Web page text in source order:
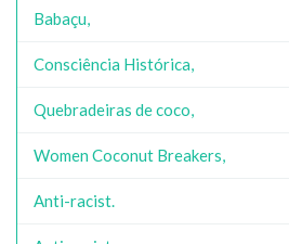
Babaçu,
Consciência Histórica,
Quebradeiras de coco,
Women Coconut Breakers,
Anti-racist.